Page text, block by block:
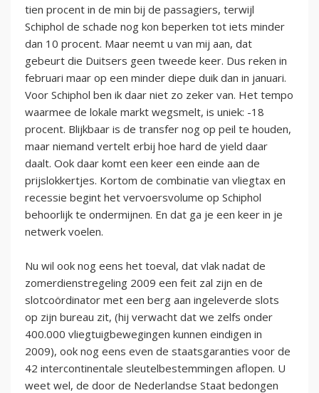
tien procent in de min bij de passagiers, terwijl
Schiphol de schade nog kon beperken tot iets minder
dan 10 procent. Maar neemt u van mij aan, dat
gebeurt die Duitsers geen tweede keer. Dus reken in
februari maar op een minder diepe duik dan in januari.
Voor Schiphol ben ik daar niet zo zeker van. Het tempo
waarmee de lokale markt wegsmelt, is uniek: -18
procent. Blijkbaar is de transfer nog op peil te houden,
maar niemand vertelt erbij hoe hard de yield daar
daalt. Ook daar komt een keer een einde aan de
prijslokkertjes. Kortom de combinatie van vliegtax en
recessie begint het vervoersvolume op Schiphol
behoorlijk te ondermijnen. En dat ga je een keer in je
netwerk voelen.
Nu wil ook nog eens het toeval, dat vlak nadat de
zomerdienstregeling 2009 een feit zal zijn en de
slotcoördinator met een berg aan ingeleverde slots
op zijn bureau zit, (hij verwacht dat we zelfs onder
400.000 vliegtuigbewegingen kunnen eindigen in
2009), ook nog eens even de staatsgaranties voor de
42 intercontinentale sleutelbestemmingen aflopen. U
weet wel, de door de Nederlandse Staat bedongen